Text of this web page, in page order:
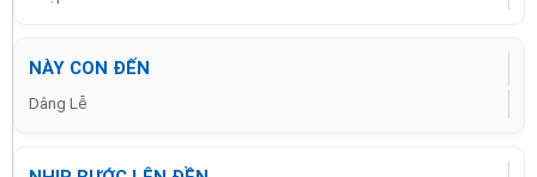
NÀY CON ĐẾN
Dâng Lễ